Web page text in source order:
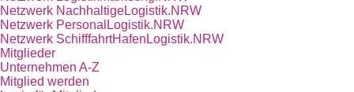
Netzwerk NachhaltigeLogistik.NRW
Netzwerk PersonalLogistik.NRW
Netzwerk SchifffahrtHafenLogistik.NRW
Mitglieder
Unternehmen A-Z
Mitglied werden